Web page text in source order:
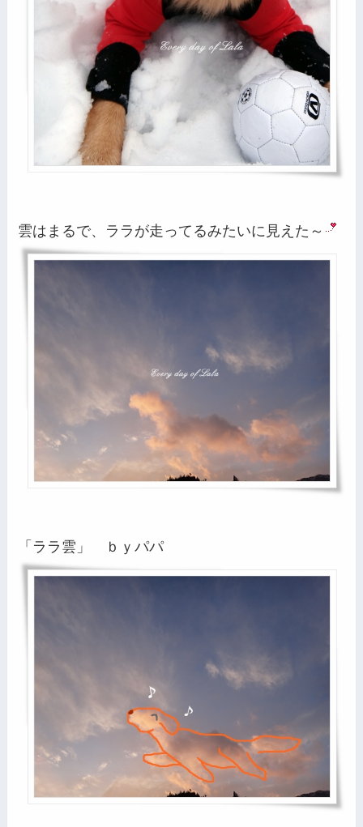
雲はまるで、ララが走ってるみたいに見えた～
「ララ雲」 ｂｙパパ